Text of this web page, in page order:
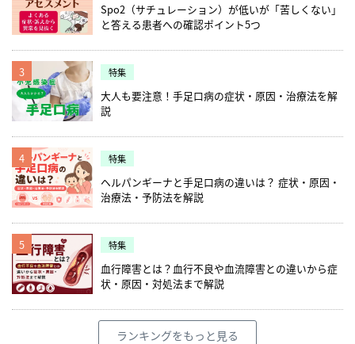
Spo2（サチュレーション）が低いが「苦しくない」
と答える患者への確認ポイント5つ
3 特集
大人も要注意！手足口病の症状・原因・治療法を解
説
4 特集
ヘルパンギーナと手足口病の違いは？ 症状・原因・
治療法・予防法を解説
5 特集
血行障害とは？血行不良や血流障害との違いから症
状・原因・対処法まで解説
ランキングをもっと見る